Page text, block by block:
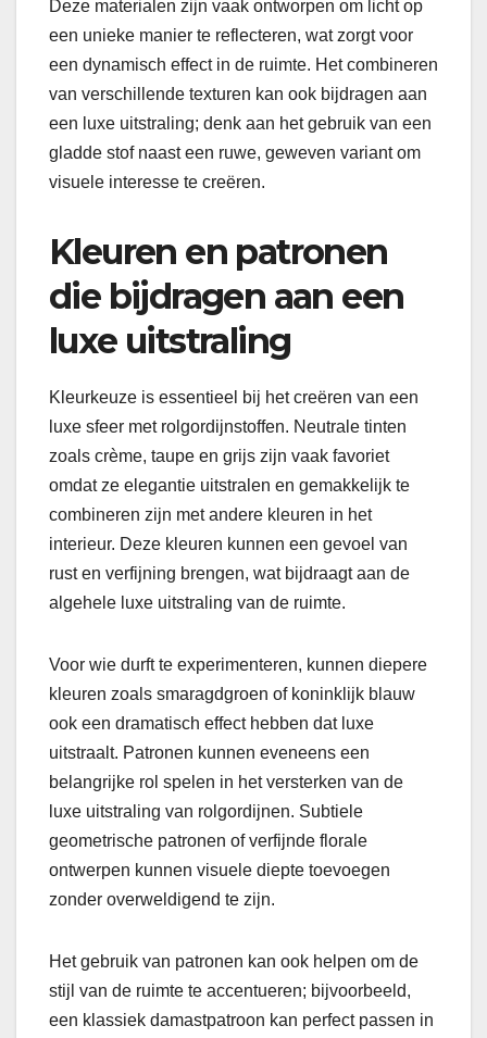
Deze materialen zijn vaak ontworpen om licht op
een unieke manier te reflecteren, wat zorgt voor
een dynamisch effect in de ruimte. Het combineren
van verschillende texturen kan ook bijdragen aan
een luxe uitstraling; denk aan het gebruik van een
gladde stof naast een ruwe, geweven variant om
visuele interesse te creëren.
Kleuren en patronen
die bijdragen aan een
luxe uitstraling
Kleurkeuze is essentieel bij het creëren van een
luxe sfeer met rolgordijnstoffen. Neutrale tinten
zoals crème, taupe en grijs zijn vaak favoriet
omdat ze elegantie uitstralen en gemakkelijk te
combineren zijn met andere kleuren in het
interieur. Deze kleuren kunnen een gevoel van
rust en verfijning brengen, wat bijdraagt aan de
algehele luxe uitstraling van de ruimte.
Voor wie durft te experimenteren, kunnen diepere
kleuren zoals smaragdgroen of koninklijk blauw
ook een dramatisch effect hebben dat luxe
uitstraalt. Patronen kunnen eveneens een
belangrijke rol spelen in het versterken van de
luxe uitstraling van rolgordijnen. Subtiele
geometrische patronen of verfijnde florale
ontwerpen kunnen visuele diepte toevoegen
zonder overweldigend te zijn.
Het gebruik van patronen kan ook helpen om de
stijl van de ruimte te accentueren; bijvoorbeeld,
een klassiek damastpatroon kan perfect passen in